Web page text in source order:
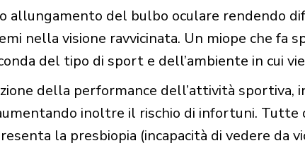
allungamento del bulbo oculare rendendo
nella visione ravvicinata. Un miope che fa
del tipo di sport e dell’ambiente in cui
della performance dell’attività
inoltre il rischio di infortuni. Tutte
la presbiopia (incapacità di vedere da